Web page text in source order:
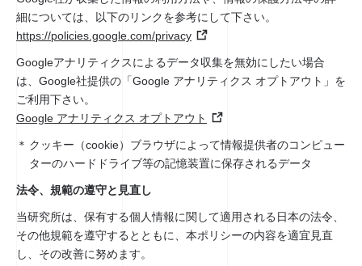
細については、以下のリンクを参考にして下さい。
https://policies.google.com/privacy
Googleアナリティクスによるデータ収集を無効にしたい場合
は、Google社提供の「Google アナリティクス オプトアウト」を
ご利用下さい。
Google アナリティクス オプトアウト
クッキー（cookie）ブラウザによって情報提供者のコンピュー
ターのハードドライブ等の記憶装置に保存されるデータ
法令、規範の遵守と見直し
当研究所は、保有する個人情報に関して適用される日本の法令、
その他規範を遵守するとともに、本ポリシーの内容を適宜見直
し、その改善に努めます。